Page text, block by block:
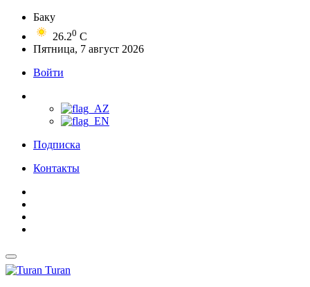
Баку
26.20 C
Пятница, 7 август 2026
Войти
Подписка
Контакты
Turan